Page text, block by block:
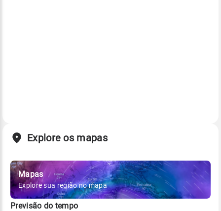
Explore os mapas
Mapas
Explore sua região no mapa
Previsão do tempo